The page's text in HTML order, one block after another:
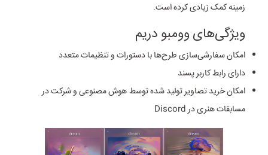
زمینه کمک زیادی کرده است.
ویژگی‌های وومبو دریم
امکان سفارشی‌سازی طرح‌ها با دستورات و تنظیمات متعدد
دارای رابط کاربر پسند
امکان خرید تصاویر تولید شده توسط هوش مصنوعی و شرکت در
مسابقات هنری در Discord